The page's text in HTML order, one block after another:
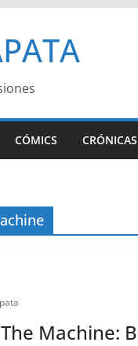
CÓMICS
Machine: